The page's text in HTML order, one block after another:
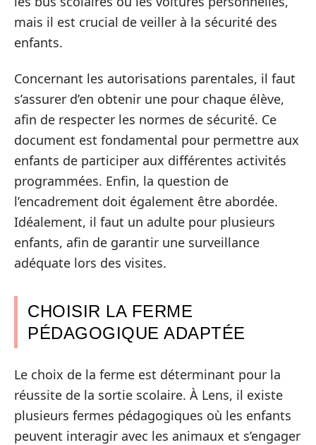
mais il est crucial de veiller à la sécurité des
enfants.
Concernant les autorisations parentales, il faut
s’assurer d’en obtenir une pour chaque élève,
afin de respecter les normes de sécurité. Ce
document est fondamental pour permettre aux
enfants de participer aux différentes activités
programmées. Enfin, la question de
l’encadrement doit également être abordée.
Idéalement, il faut un adulte pour plusieurs
enfants, afin de garantir une surveillance
adéquate lors des visites.
CHOISIR LA FERME
PÉDAGOGIQUE ADAPTÉE
Le choix de la ferme est déterminant pour la
réussite de la sortie scolaire. À Lens, il existe
plusieurs fermes pédagogiques où les enfants
peuvent interagir avec les animaux et s’engager